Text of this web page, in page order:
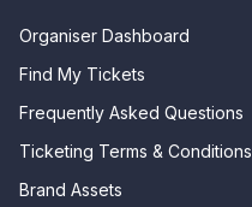
Organiser Dashboard
Find My Tickets
Frequently Asked Questions
Ticketing Terms & Conditions
Brand Assets